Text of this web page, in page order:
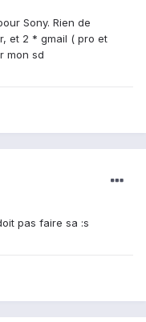
Sony. Rien de
et 2 * gmail ( pro et
mon sd
pas faire sa :s